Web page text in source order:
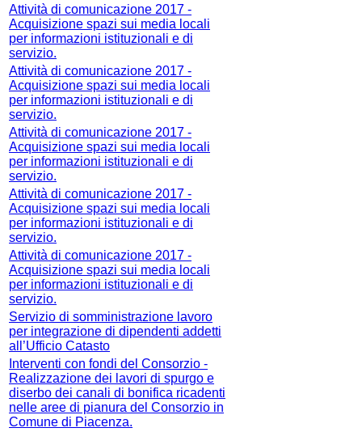
Attività di comunicazione 2017 -
Acquisizione spazi sui media locali
per informazioni istituzionali e di
servizio.
Attività di comunicazione 2017 -
Acquisizione spazi sui media locali
per informazioni istituzionali e di
servizio.
Attività di comunicazione 2017 -
Acquisizione spazi sui media locali
per informazioni istituzionali e di
servizio.
Attività di comunicazione 2017 -
Acquisizione spazi sui media locali
per informazioni istituzionali e di
servizio.
Attività di comunicazione 2017 -
Acquisizione spazi sui media locali
per informazioni istituzionali e di
servizio.
Servizio di somministrazione lavoro
per integrazione di dipendenti addetti
all’Ufficio Catasto
Interventi con fondi del Consorzio -
Realizzazione dei lavori di spurgo e
diserbo dei canali di bonifica ricadenti
nelle aree di pianura del Consorzio in
Comune di Piacenza.